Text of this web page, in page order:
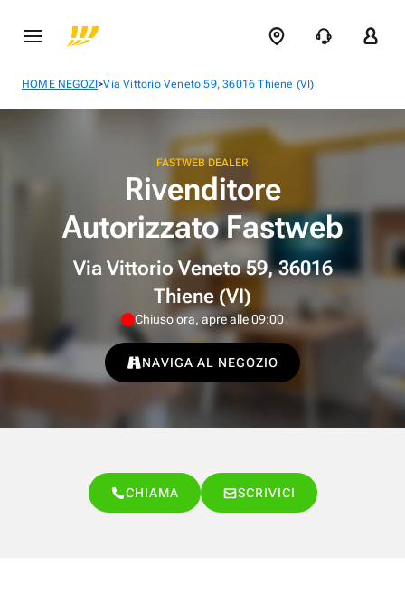
HOME NEGOZI>Via Vittorio Veneto 59, 36016 Thiene (VI)
FASTWEB DEALER
Rivenditore
Autorizzato Fastweb
Via Vittorio Veneto 59, 36016
Thiene (VI)
Chiuso ora, apre alle 09:00
NAVIGA AL NEGOZIO
CHIAMA SCRIVICI